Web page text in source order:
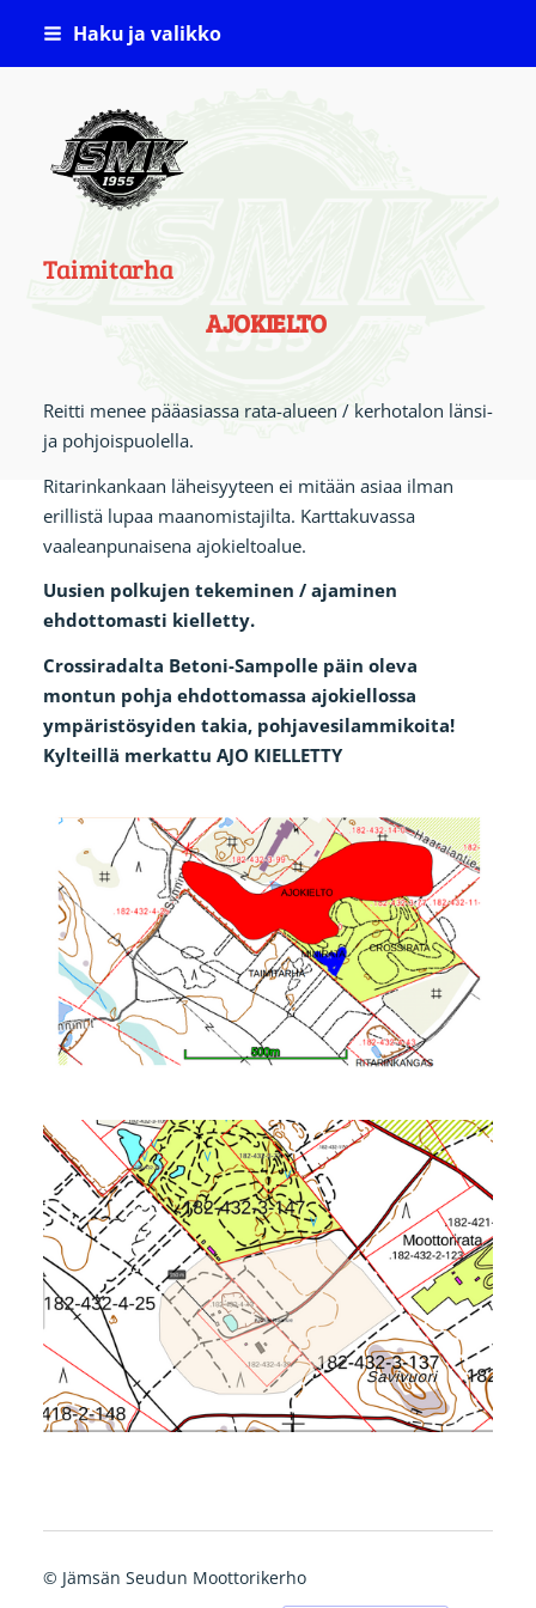
Siirry
Haku ja valikko
Jämsän Seudun Moottorikerho ( JSMK )
Taimitarha
AJOKIELTO
Reitti menee pääasiassa rata-alueen / kerhotalon länsi-
ja pohjoispuolella.
Ritarinkankaan läheisyyteen ei mitään asiaa ilman
erillistä lupaa maanomistajilta. Karttakuvassa
vaaleanpunaisena ajokieltoalue.
Uusien polkujen tekeminen / ajaminen
ehdottomasti kielletty.
Crossiradalta Betoni-Sampolle päin oleva
montun pohja ehdottomassa ajokiellossa
ympäristösyiden takia, pohjavesilammikoita!
Kylteillä merkattu AJO KIELLETTY
© Jämsän Seudun Moottorikerho